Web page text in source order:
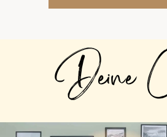
Deine